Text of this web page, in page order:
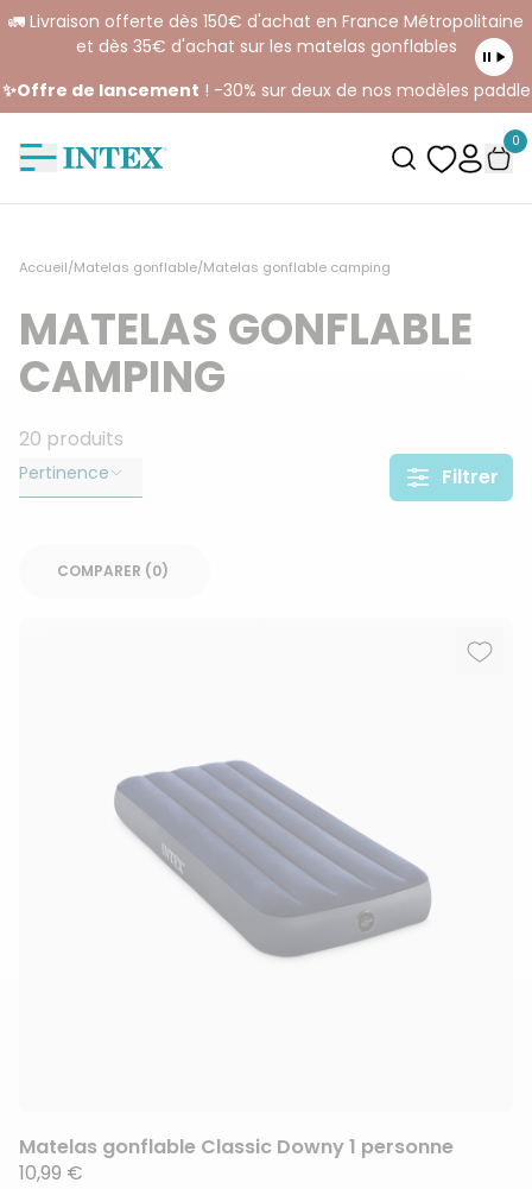
🚛 Livraison offerte dès 150€ d'achat en France Métropolitaine
et dès 35€ d'achat sur les matelas gonflables
✨Offre de lancement ! -30% sur deux de nos modèles paddle
0
Accueil/Matelas gonflable/Matelas gonflable camping
MATELAS GONFLABLE
CAMPING
20 produits
Pertinence Filtrer
COMPARER (0
Matelas gonflable Classic Downy 1 personne
10,99 €